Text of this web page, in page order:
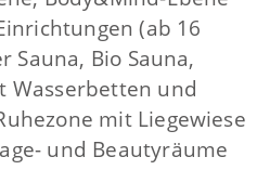
(ab 16
Sauna, Bio Sauna,
Wasserbetten und
mit Liegewiese
und Beautyräume